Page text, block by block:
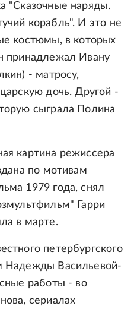
"Сказочные наряды.
корабль". И это не
костюмы, в которых
принадлежал Ивану
- матросу,
дочь. Другой -
сыграла Полина
картина режиссера
по мотивам
1979 года, снял
Гарри
в марте.
петербургского
Надежды Васильевой-
работы - во
сериалах